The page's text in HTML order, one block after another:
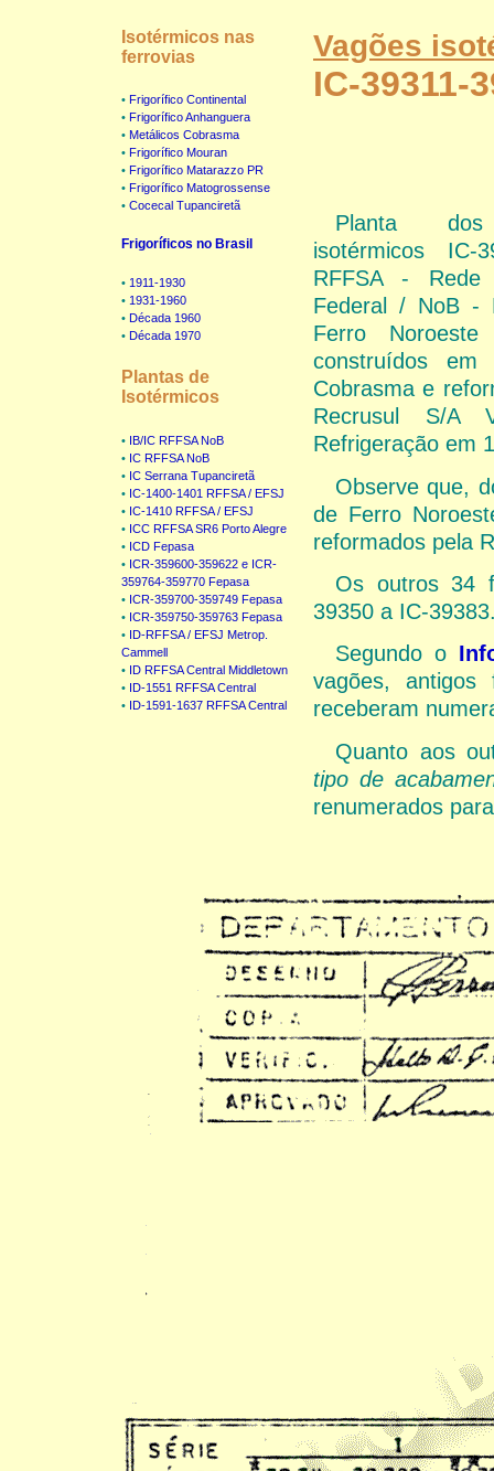
Isotérmicos nas
ferrovias
• Frigorífico Continental
• Frigorífico Anhanguera
• Metálicos Cobrasma
• Frigorífico Mouran
• Frigorífico Matarazzo PR
• Frigorífico Matogrossense
• Cocecal Tupanciretã
Frigoríficos no Brasil
• 1911-1930
• 1931-1960
• Década 1960
• Década 1970
Plantas de
Isotérmicos
• IB/IC RFFSA NoB
• IC RFFSA NoB
• IC Serrana Tupanciretã
• IC-1400-1401 RFFSA / EFSJ
• IC-1410 RFFSA / EFSJ
• ICC RFFSA SR6 Porto Alegre
• ICD Fepasa
• ICR-359600-359622 e ICR-
359764-359770 Fepasa
• ICR-359700-359749 Fepasa
• ICR-359750-359763 Fepasa
• ID-RFFSA / EFSJ Metrop.
Cammell
• ID RFFSA Central Middletown
• ID-1551 RFFSA Central
• ID-1591-1637 RFFSA Central
Vagões
IC-39311-
Planta
isotérmicos IC-
RFFSA - Rede
Federal / NoB -
Ferro
construídos em
Cobrasma e
Recrusul S/A
Refrigeração em
Observe que,
de Ferro
reformados pela
Os outros 34
39350 a IC-
Segundo o
vagões,
receberam
Quanto aos
tipo de
renumerados